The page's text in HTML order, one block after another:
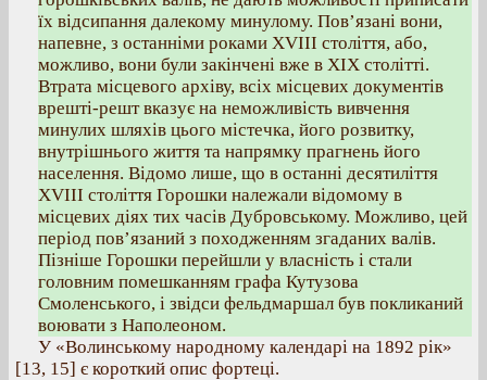
їх відсипання далекому минулому. Пов’язані вони,
напевне, з останніми роками XVIII століття, або,
можливо, вони були закінчені вже в XIX столітті.
Втрата місцевого архіву, всіх місцевих документів
врешті-решт вказує на неможливість вивчення
минулих шляхів цього містечка, його розвитку,
внутрішнього життя та напрямку прагнень його
населення. Відомо лише, що в останні десятиліття
XVIII століття Горошки належали відомому в
місцевих діях тих часів Дубровському. Можливо, цей
період пов’язаний з походженням згаданих валів.
Пізніше Горошки перейшли у власність і стали
головним помешканням графа Кутузова
Смоленського, і звідси фельдмаршал був покликаний
воювати з Наполеоном.
У «Волинському народному календарі на 1892 рік»
[13, 15] є короткий опис фортеці.